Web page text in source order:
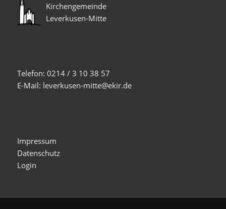
Kirchengemeinde
Leverkusen-Mitte
Telefon: 0214 / 3 10 38 57
E-Mail: leverkusen-mitte@ekir.de
Impressum
Datenschutz
Login